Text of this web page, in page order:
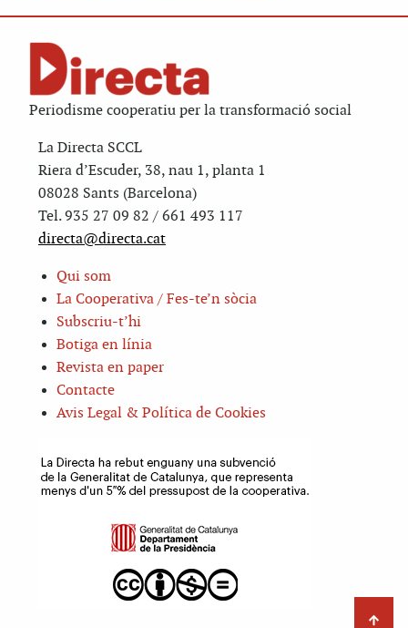
Periodisme cooperatiu per la transformació social
La Directa SCCL
Riera d’Escuder, 38, nau 1, planta 1
08028 Sants (Barcelona)
Tel. 935 27 09 82 / 661 493 117
directa@directa.cat
Qui som
La Cooperativa / Fes-te’n sòcia
Subscriu-t’hi
Botiga en línia
Revista en paper
Contacte
Avis Legal & Política de Cookies